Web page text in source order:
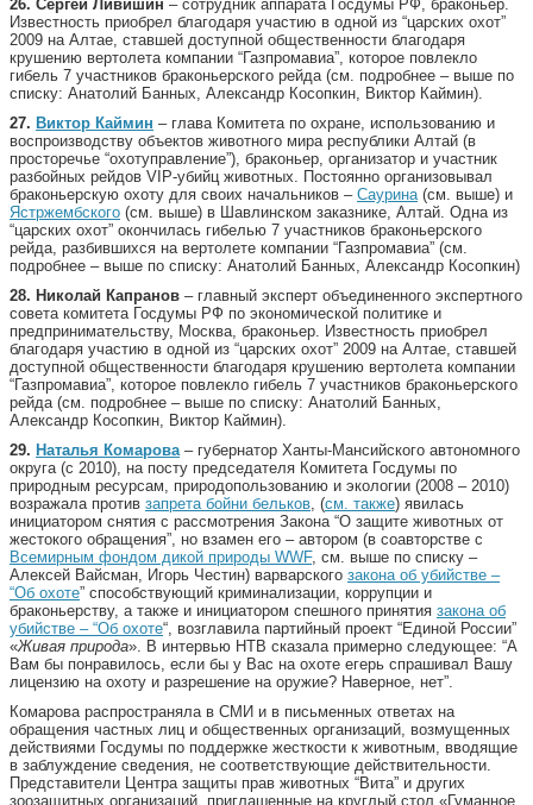
26. Сергей Ливишин – сотрудник аппарата Госдумы РФ, браконьер.
Известность приобрел благодаря участию в одной из “царских охот”
2009 на Алтае, ставшей доступной общественности благодаря
крушению вертолета компании “Газпромавиа”, которое повлекло
гибель 7 участников браконьерского рейда (см. подробнее – выше по
списку: Анатолий Банных, Александр Косопкин, Виктор Каймин).
27. Виктор Каймин – глава Комитета по охране, использованию и
воспроизводству объектов животного мира республики Алтай (в
просторечье “охотуправление”), браконьер, организатор и участник
разбойных рейдов VIP-убийц животных. Постоянно организовывал
браконьерскую охоту для своих начальников – Саурина(см. выше) и
Ястржембского (см. выше) в Шавлинском заказнике, Алтай. Одна из
“царских охот” окончилась гибелью 7 участников браконьерского
рейда, разбившихся на вертолете компании “Газпромавиа” (см.
подробнее – выше по списку: Анатолий Банных, Александр Косопкин)
28. Николай Капранов – главный эксперт объединенного экспертного
совета комитета Госдумы РФ по экономической политике и
предпринимательству, Москва, браконьер. Известность приобрел
благодаря участию в одной из “царских охот” 2009 на Алтае, ставшей
доступной общественности благодаря крушению вертолета компании
“Газпромавиа”, которое повлекло гибель 7 участников браконьерского
рейда (см. подробнее – выше по списку: Анатолий Банных,
Александр Косопкин, Виктор Каймин).
29. Наталья Комарова– губернатор Ханты-Мансийского автономного
округа (с 2010), на посту председателя Комитета Госдумы по
природным ресурсам, природопользованию и экологии (2008 – 2010)
возражала против запрета бойни бельков, (см. также) явилась
инициатором снятия с рассмотрения Закона “О защите животных от
жестокого обращения”, но взамен его – автором (в соавторстве с
Всемирным фондом дикой природы WWF, см. выше по списку –
Алексей Вайсман, Игорь Честин) варварского закона об убийстве –
“Об охоте” способствующий криминализации, коррупции и
браконьерству, а также и инициатором спешного принятия закона об
убийстве – “Об охоте“, возглавила партийный проект “Единой России”
«Живая природа». В интервью НТВ сказала примерно следующее: “А
Вам бы понравилось, если бы у Вас на охоте егерь спрашивал Вашу
лицензию на охоту и разрешение на оружие? Наверное, нет”.
Комарова распространяла в СМИ и в письменных ответах на
обращения частных лиц и общественных организаций, возмущенных
действиями Госдумы по поддержке жесткости к животным, вводящие
в заблуждение сведения, не соответствующие действительности.
Представители Центра защиты прав животных “Вита” и других
зоозащитных организаций, приглашенные на круглый стол «Гуманное